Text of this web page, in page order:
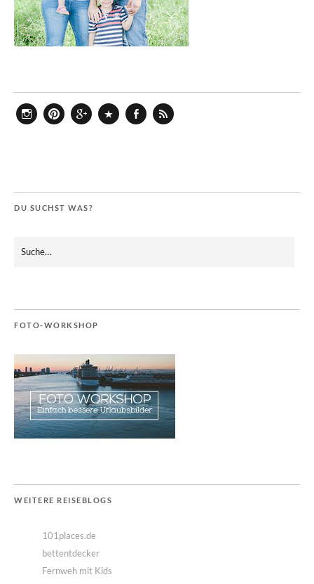
DU SUCHST WAS?
FOTO-WORKSHOP
WEITERE REISEBLOGS
101places.de
bettentdecker
Fernweh mit Kids